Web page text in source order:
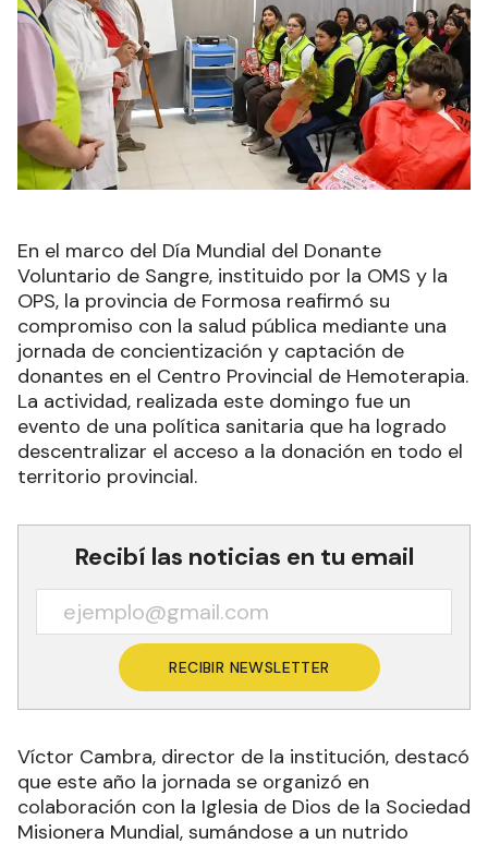
En el marco del Día Mundial del Donante
Voluntario de Sangre, instituido por la OMS y la
OPS, la provincia de Formosa reafirmó su
compromiso con la salud pública mediante una
jornada de concientización y captación de
donantes en el Centro Provincial de Hemoterapia.
La actividad, realizada este domingo fue un
evento de una política sanitaria que ha logrado
descentralizar el acceso a la donación en todo el
territorio provincial.
Recibí las noticias en tu email
RECIBIR NEWSLETTER
Víctor Cambra, director de la institución, destacó
que este año la jornada se organizó en
colaboración con la Iglesia de Dios de la Sociedad
Misionera Mundial, sumándose a un nutrido